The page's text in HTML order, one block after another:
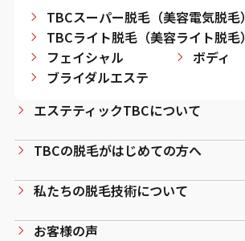
TBCスーパー脱毛（美容電気脱毛）
TBCライト脱毛（美容ライト脱毛）
フェイシャル
ボディ
ブライダルエステ
エステティックTBCについて
TBCの脱毛がはじめての方へ
私たちの脱毛技術について
お客様の声